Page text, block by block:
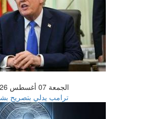
الجمعة 07 أغسطس 2026 12:56 صباحاً
ترامب يدلي بتصريح